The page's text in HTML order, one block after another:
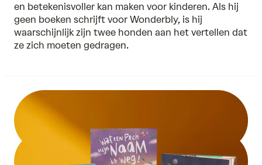
en betekenisvoller kan maken voor kinderen. Als hij
geen boeken schrijft voor Wonderbly, is hij
waarschijnlijk zijn twee honden aan het vertellen dat
ze zich moeten gedragen.